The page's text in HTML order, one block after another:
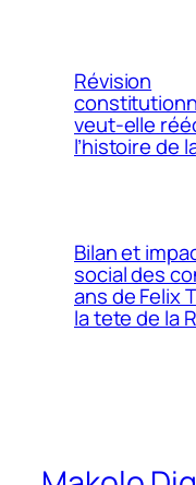
Révision
veut-elle
l’histoire de
Bilan et
social des
ans de Felix
la tete de la